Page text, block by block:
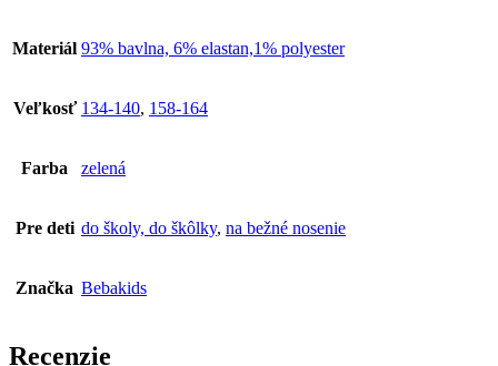
Materiál 93% bavlna, 6% elastan,1% polyester
Veľkosť 134-140, 158-164
Farba zelená
Pre deti do školy, do škôlky, na bežné nosenie
Značka Bebakids
Recenzie